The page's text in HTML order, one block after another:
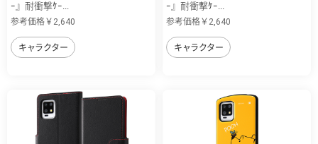
ｰ』耐衝撃ｹｰ...
参考価格￥2,640
キャラクター
ｰ』耐衝撃ｹｰ...
参考価格￥2,640
キャラクター